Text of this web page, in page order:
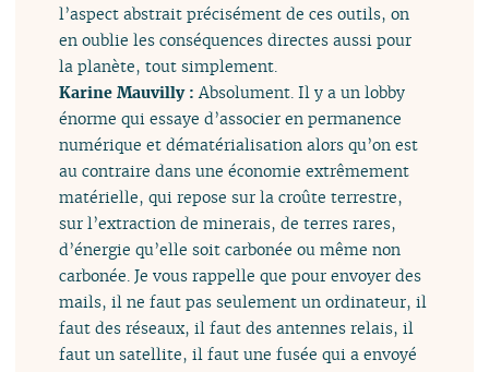
l’aspect abstrait précisément de ces outils, on
en oublie les conséquences directes aussi pour
la planète, tout simplement.
Karine Mauvilly :Absolument. Il y a un lobby
énorme qui essaye d’associer en permanence
numérique et dématérialisation alors qu’on est
au contraire dans une économie extrêmement
matérielle, qui repose sur la croûte terrestre,
sur l’extraction de minerais, de terres rares,
d’énergie qu’elle soit carbonée ou même non
carbonée. Je vous rappelle que pour envoyer des
mails, il ne faut pas seulement un ordinateur, il
faut des réseaux, il faut des antennes relais, il
faut un satellite, il faut une fusée qui a envoyé